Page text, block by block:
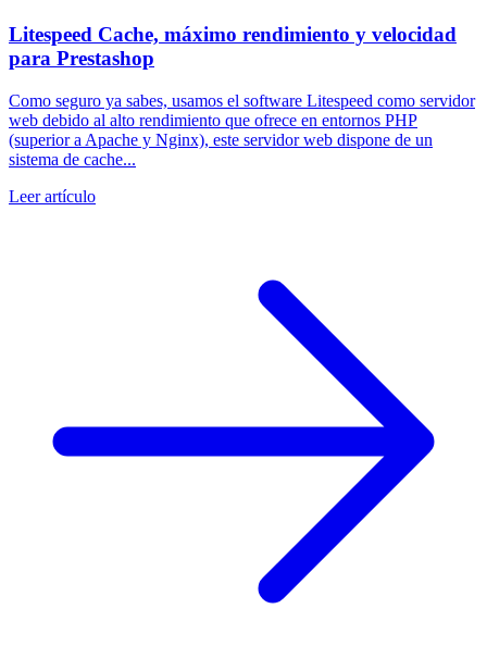
Litespeed Cache, máximo rendimiento y velocidad
para Prestashop
Como seguro ya sabes, usamos el software Litespeed como servidor
web debido al alto rendimiento que ofrece en entornos PHP
(superior a Apache y Nginx), este servidor web dispone de un
sistema de cache...
Leer artículo